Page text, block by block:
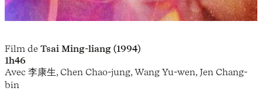
Film de Tsai Ming-liang (1994)
1h46
Avec 李康生, Chen Chao-jung, Wang Yu-wen, Jen Chang-
bin